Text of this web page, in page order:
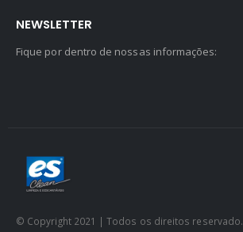
NEWSLETTER
Fique por dentro de nossas informações:
© Copyright 2021 | Todos os direitos reservado.